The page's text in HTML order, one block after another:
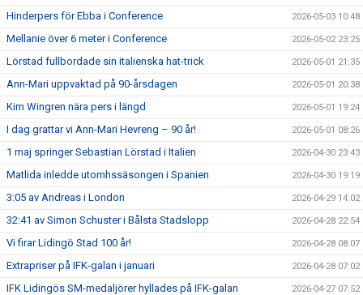
Hinderpers för Ebba i Conference 2026-05-03 10:48
Mellanie över 6 meter i Conference 2026-05-02 23:25
Lörstad fullbordade sin italienska hat-trick 2026-05-01 21:35
Ann-Mari uppvaktad på 90-årsdagen 2026-05-01 20:38
Kim Wingren nära pers i längd 2026-05-01 19:24
I dag grattar vi Ann-Mari Hevreng – 90 år! 2026-05-01 08:26
1 maj springer Sebastian Lörstad i Italien 2026-04-30 23:43
Matlida inledde utomhssäsongen i Spanien 2026-04-30 19:19
3:05 av Andreas i London 2026-04-29 14:02
32:41 av Simon Schuster i Bålsta Stadslopp 2026-04-28 22:54
Vi firar Lidingö Stad 100 år! 2026-04-28 08:07
Extrapriser på IFK-galan i januari 2026-04-28 07:02
IFK Lidingös SM-medaljörer hyllades på IFK-galan 2026-04-27 07:52